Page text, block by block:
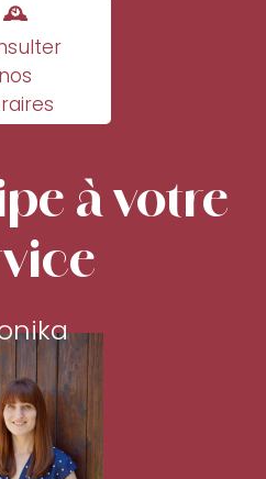
🕰
nos
à votre